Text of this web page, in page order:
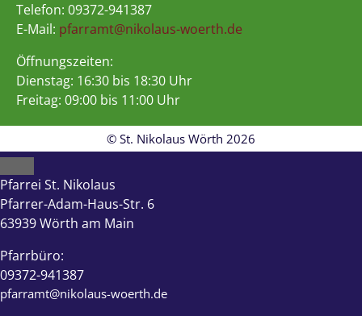
Telefon: 09372-941387
E-Mail: pfarramt@nikolaus-woerth.de
Öffnungszeiten:
Dienstag: 16:30 bis 18:30 Uhr
Freitag: 09:00 bis 11:00 Uhr
© St. Nikolaus Wörth 2026
Close
Pfarrei St. Nikolaus
Pfarrer-Adam-Haus-Str. 6
63939 Wörth am Main
Pfarrbüro:
09372-941387
pfarramt@nikolaus-woerth.de